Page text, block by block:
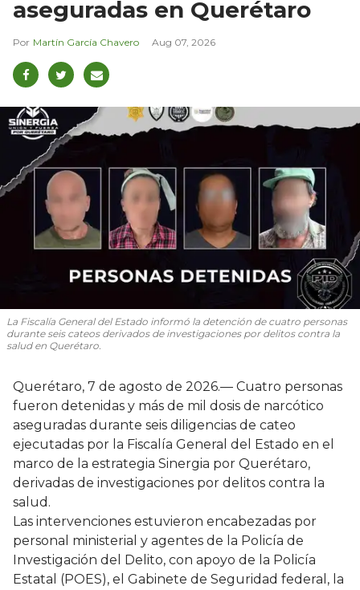
aseguradas en Querétaro
Martín García Chavero Aug 07, 2026
La Fiscalía General del Estado informó la detención de cuatro personas
durante seis cateos derivados de investigaciones por delitos contra la
salud en Querétaro.
Querétaro, 7 de agosto de 2026.— Cuatro personas
fueron detenidas y más de mil dosis de narcótico
aseguradas durante seis diligencias de cateo
ejecutadas por la Fiscalía General del Estado en el
marco de la estrategia Sinergia por Querétaro,
derivadas de investigaciones por delitos contra la
salud.
Las intervenciones estuvieron encabezadas por
personal ministerial y agentes de la Policía de
Investigación del Delito, con apoyo de la Policía
Estatal (POES), el Gabinete de Seguridad federal, la